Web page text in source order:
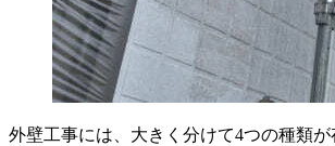
外壁工事には、大きく分けて4つの種類が